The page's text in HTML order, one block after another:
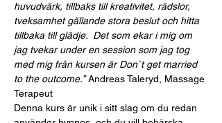
huvudvärk, tillbaks till kreativitet, rädslor,
tveksamhet gällande stora beslut och hitta
tillbaka till glädje.  Det som ekar i mig om
jag tvekar under en session som jag tog
med mig från kursen är Don`t get married
to the outcome.” Andreas Taleryd, Massage
Terapeut
Denna kurs är unik i sitt slag om du redan